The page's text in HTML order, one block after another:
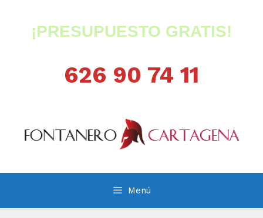
contenido¡PRESUPUESTO GRATIS!
626 90 74 11
Menú